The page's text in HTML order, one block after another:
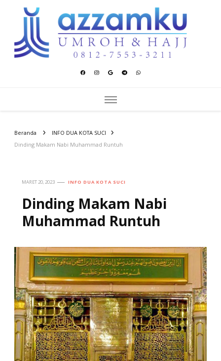
Azzamku Umroh dan Hajj
Beranda
INFO DUA KOTA SUCI
Dinding Makam Nabi Muhammad Runtuh
MARET 20, 2023 INFO DUA KOTA SUCI
Dinding Makam Nabi
Muhammad Runtuh